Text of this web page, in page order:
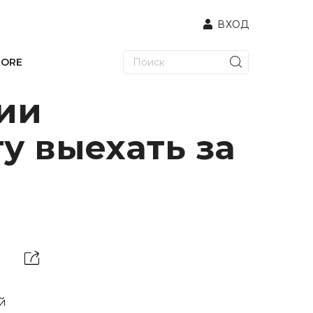
ВХОД
выехать за